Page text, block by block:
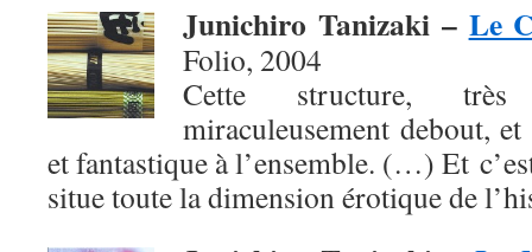
Junichiro Tanizaki – Le
Folio, 2004
Cette structure, très
miraculeusement debout,
et fantastique à l’ensemble. (…) Et
situe toute la dimension érotique de